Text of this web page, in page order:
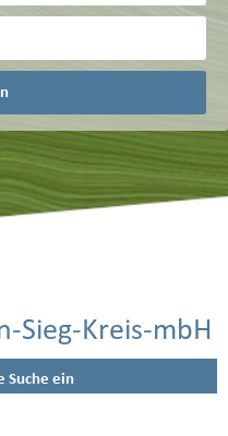
Sieg-Kreis-mbH
Suche ein